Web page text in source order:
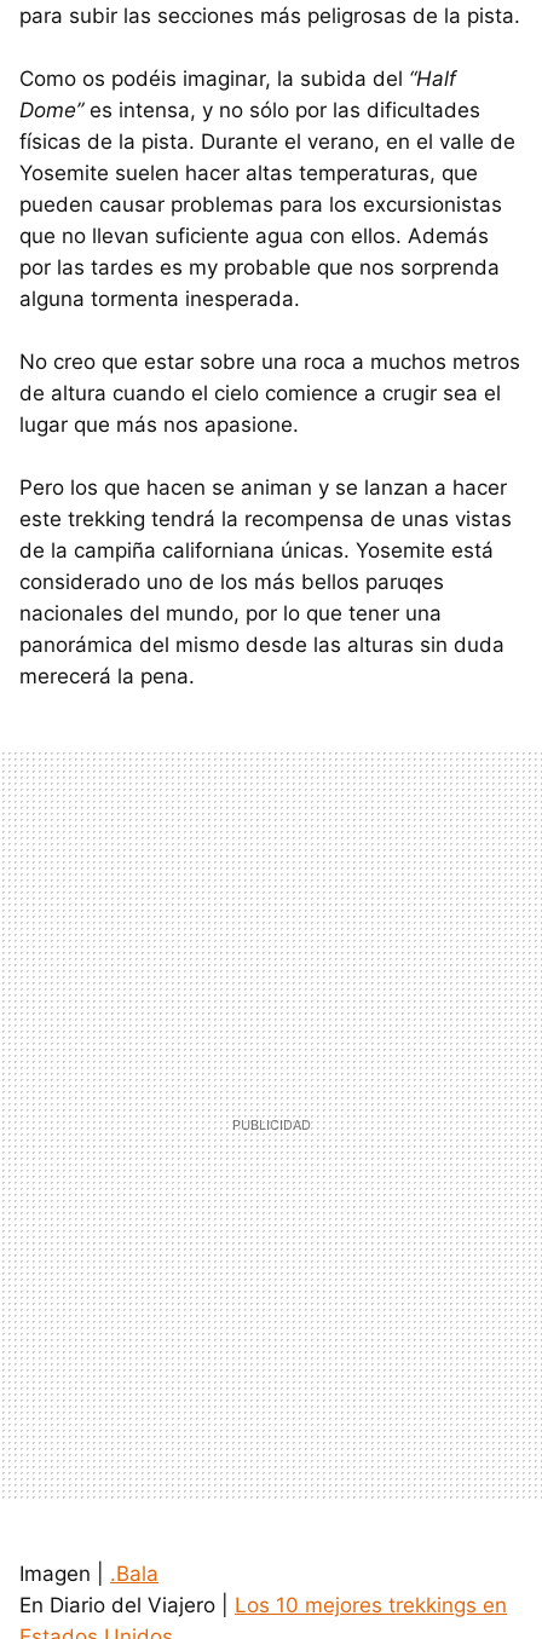
para subir las secciones más peligrosas de la pista.
Como os podéis imaginar, la subida del “Half
Dome”es intensa, y no sólo por las dificultades
físicas de la pista. Durante el verano, en el valle de
Yosemite suelen hacer altas temperaturas, que
pueden causar problemas para los excursionistas
que no llevan suficiente agua con ellos. Además
por las tardes es my probable que nos sorprenda
alguna tormenta inesperada.
No creo que estar sobre una roca a muchos metros
de altura cuando el cielo comience a crugir sea el
lugar que más nos apasione.
Pero los que hacen se animan y se lanzan a hacer
este trekking tendrá la recompensa de unas vistas
de la campiña californiana únicas. Yosemite está
considerado uno de los más bellos paruqes
nacionales del mundo, por lo que tener una
panorámica del mismo desde las alturas sin duda
merecerá la pena.
Imagen | .Bala
En Diario del Viajero | Los 10 mejores trekkings en